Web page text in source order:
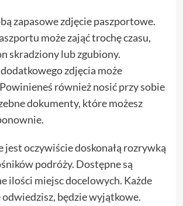
zapasowe zdjęcie paszportowe.
może zająć trochę czasu,
skradziony lub zgubiony.
zdjęcia może
również nosić przy sobie
dokumenty, które możesz
jest oczywiście doskonałą rozrywką
podróży. Dostępne są
ilości miejsc docelowych. Każde
będzie wyjątkowe.